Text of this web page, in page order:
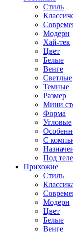
Стиль
Модерн
Хай-тек
Цвет
Белые
Венге
Светлые
Темные
Размер
Мини
Форма
Угловые
С
Под
Прихожие
Стиль
Модерн
Цвет
Белые
Венге